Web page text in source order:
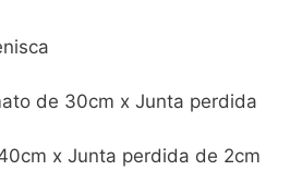
de 30cm x Junta perdida
x Junta perdida de 2cm